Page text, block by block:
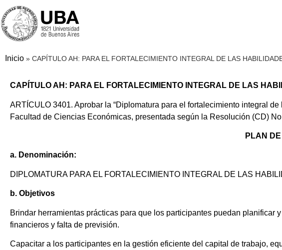
Inicio » CAPÍTULO AH: PARA EL FORTALECIMIENTO INTEGRAL DE LAS
CAPÍTULO AH: PARA EL FORTALECIMIENTO INTEGRAL DE LAS
ARTÍCULO 3401. Aprobar la “Diplomatura para el fortalecimiento integral
Facultad de Ciencias Económicas, presentada según la Resolución (CD)
PLAN
a. Denominación:
DIPLOMATURA PARA EL FORTALECIMIENTO INTEGRAL DE LAS
b. Objetivos
Brindar herramientas prácticas para que los participantes puedan
financieros y falta de previsión.
Capacitar a los participantes en la gestión eficiente del capital de trabajo,